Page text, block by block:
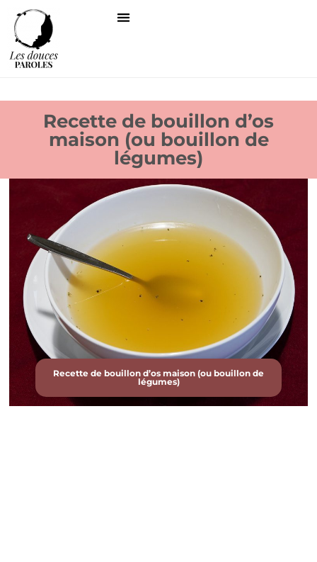
Recette de bouillon d’os
maison (ou bouillon de
légumes)
Recette de bouillon d’os maison (ou bouillon de
légumes)